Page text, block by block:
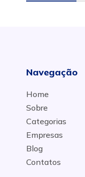
Navegação
Home
Sobre
Categorias
Empresas
Blog
Contatos